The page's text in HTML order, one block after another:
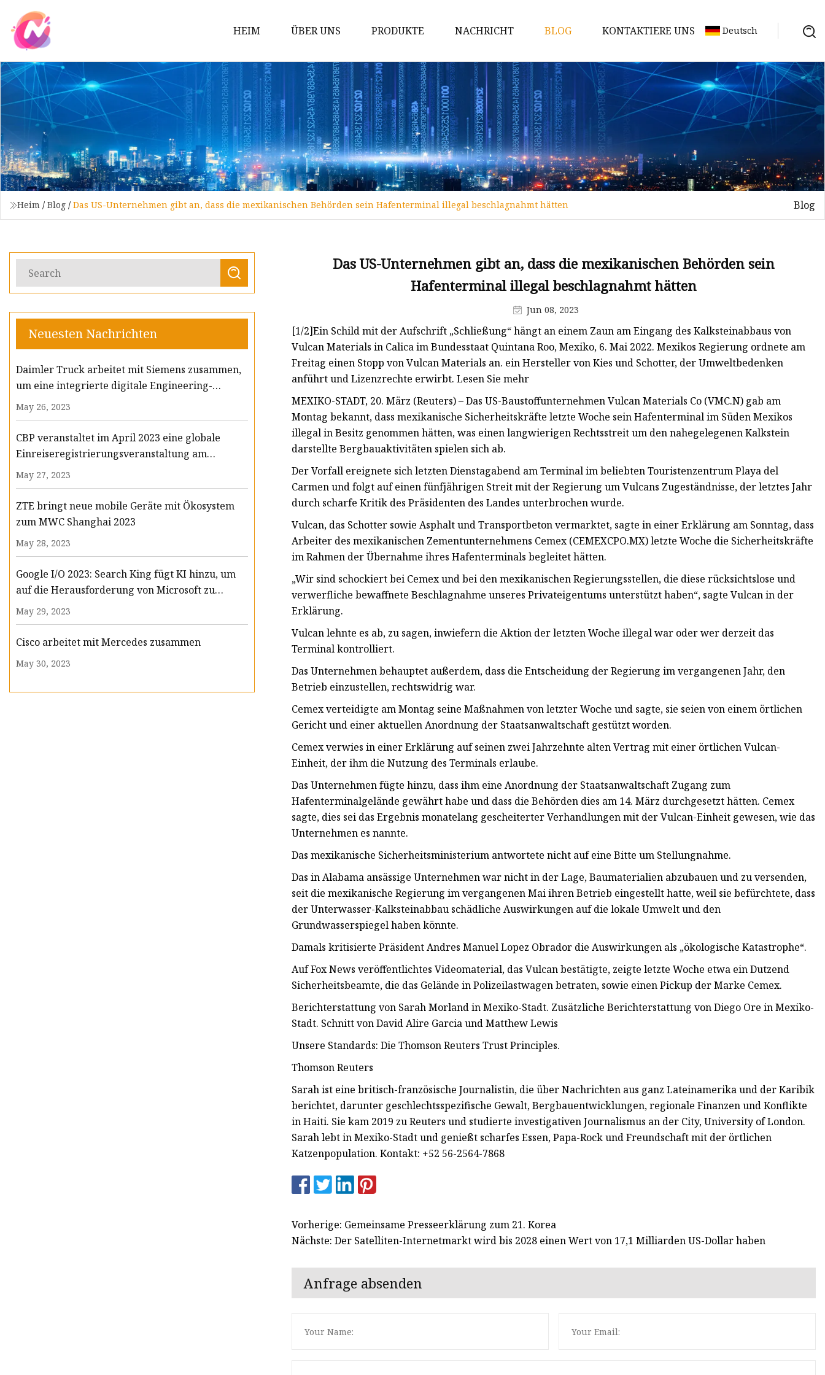
HEIM ÜBER UNS PRODUKTE
Rednerpult
Tischsteckdose
Motorisierter ausziehbarer
Monitor
Konferenz-Multimedia-Terminal
Motorisierte faltbare
Konferenzlösung
Tragbares integriertes
High-End-Digitalpodium
Runde Tischsteckdose
Motorisierter faltbarer Monitor
Motorisiertes faltbares Mikrofon
Rechteckige Tischsteckdose
Tragbare integrierte Tablet-
Lösung
NACHRICHT BLOG KONTAKTIERE UNS Deutsch
Heim / Blog / Das US-Unternehmen gibt an, dass die mexikanischen Behörden sein Hafenterminal illegal beschlagnahmt hätten Blog
Neuesten Nachrichten
Daimler Truck arbeitet mit Siemens zusammen,
um eine integrierte digitale Engineering-
Plattform aufzubauen
May 26, 2023
CBP veranstaltet im April 2023 eine globale
Einreiseregistrierungsveranstaltung am
Flughafen Missoula Montana
May 27, 2023
ZTE bringt neue mobile Geräte mit Ökosystem
zum MWC Shanghai 2023
May 28, 2023
Google I/O 2023: Search King fügt KI hinzu, um
auf die Herausforderung von Microsoft zu
reagieren
May 29, 2023
Cisco arbeitet mit Mercedes zusammen
May 30, 2023
Das US-Unternehmen gibt an, dass die mexikanischen Behörden sein
Hafenterminal illegal beschlagnahmt hätten
Jun 08, 2023
[1/2]Ein Schild mit der Aufschrift „Schließung“ hängt an einem Zaun am Eingang des Kalksteinabbaus von
Vulcan Materials in Calica im Bundesstaat Quintana Roo, Mexiko, 6. Mai 2022. Mexikos Regierung ordnete am
Freitag einen Stopp von Vulcan Materials an. ein Hersteller von Kies und Schotter, der Umweltbedenken
anführt und Lizenzrechte erwirbt. Lesen Sie mehr
MEXIKO-STADT, 20. März (Reuters) – Das US-Baustoffunternehmen Vulcan Materials Co (VMC.N) gab am
Montag bekannt, dass mexikanische Sicherheitskräfte letzte Woche sein Hafenterminal im Süden Mexikos
illegal in Besitz genommen hätten, was einen langwierigen Rechtsstreit um den nahegelegenen Kalkstein
darstellte Bergbauaktivitäten spielen sich ab.
Der Vorfall ereignete sich letzten Dienstagabend am Terminal im beliebten Touristenzentrum Playa del
Carmen und folgt auf einen fünfjährigen Streit mit der Regierung um Vulcans Zugeständnisse, der letztes Jahr
durch scharfe Kritik des Präsidenten des Landes unterbrochen wurde.
Vulcan, das Schotter sowie Asphalt und Transportbeton vermarktet, sagte in einer Erklärung am Sonntag, dass
Arbeiter des mexikanischen Zementunternehmens Cemex (CEMEXCPO.MX) letzte Woche die Sicherheitskräfte
im Rahmen der Übernahme ihres Hafenterminals begleitet hätten.
„Wir sind schockiert bei Cemex und bei den mexikanischen Regierungsstellen, die diese rücksichtslose und
verwerfliche bewaffnete Beschlagnahme unseres Privateigentums unterstützt haben“, sagte Vulcan in der
Erklärung.
Vulcan lehnte es ab, zu sagen, inwiefern die Aktion der letzten Woche illegal war oder wer derzeit das
Terminal kontrolliert.
Das Unternehmen behauptet außerdem, dass die Entscheidung der Regierung im vergangenen Jahr, den
Betrieb einzustellen, rechtswidrig war.
Cemex verteidigte am Montag seine Maßnahmen von letzter Woche und sagte, sie seien von einem örtlichen
Gericht und einer aktuellen Anordnung der Staatsanwaltschaft gestützt worden.
Cemex verwies in einer Erklärung auf seinen zwei Jahrzehnte alten Vertrag mit einer örtlichen Vulcan-
Einheit, der ihm die Nutzung des Terminals erlaube.
Das Unternehmen fügte hinzu, dass ihm eine Anordnung der Staatsanwaltschaft Zugang zum
Hafenterminalgelände gewährt habe und dass die Behörden dies am 14. März durchgesetzt hätten. Cemex
sagte, dies sei das Ergebnis monatelang gescheiterter Verhandlungen mit der Vulcan-Einheit gewesen, wie das
Unternehmen es nannte.
Das mexikanische Sicherheitsministerium antwortete nicht auf eine Bitte um Stellungnahme.
Das in Alabama ansässige Unternehmen war nicht in der Lage, Baumaterialien abzubauen und zu versenden,
seit die mexikanische Regierung im vergangenen Mai ihren Betrieb eingestellt hatte, weil sie befürchtete, dass
der Unterwasser-Kalksteinabbau schädliche Auswirkungen auf die lokale Umwelt und den
Grundwasserspiegel haben könnte.
Damals kritisierte Präsident Andres Manuel Lopez Obrador die Auswirkungen als „ökologische Katastrophe“.
Auf Fox News veröffentlichtes Videomaterial, das Vulcan bestätigte, zeigte letzte Woche etwa ein Dutzend
Sicherheitsbeamte, die das Gelände in Polizeilastwagen betraten, sowie einen Pickup der Marke Cemex.
Berichterstattung von Sarah Morland in Mexiko-Stadt. Zusätzliche Berichterstattung von Diego Ore in Mexiko-
Stadt. Schnitt von David Alire Garcia und Matthew Lewis
Unsere Standards: Die Thomson Reuters Trust Principles.
Thomson Reuters
Sarah ist eine britisch-französische Journalistin, die über Nachrichten aus ganz Lateinamerika und der Karibik
berichtet, darunter geschlechtsspezifische Gewalt, Bergbauentwicklungen, regionale Finanzen und Konflikte
in Haiti. Sie kam 2019 zu Reuters und studierte investigativen Journalismus an der City, University of London.
Sarah lebt in Mexiko-Stadt und genießt scharfes Essen, Papa-Rock und Freundschaft mit der örtlichen
Katzenpopulation. Kontakt: +52 56-2564-7868
Vorherige: Gemeinsame Presseerklärung zum 21. Korea
Nächste: Der Satelliten-Internetmarkt wird bis 2028 einen Wert von 17,1 Milliarden US-Dollar haben
Anfrage absenden